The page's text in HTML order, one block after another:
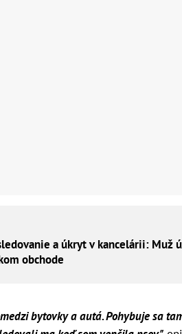
a úkryt v kancelárii: Muž
obchode
bytovky a autá. Pohybuje sa